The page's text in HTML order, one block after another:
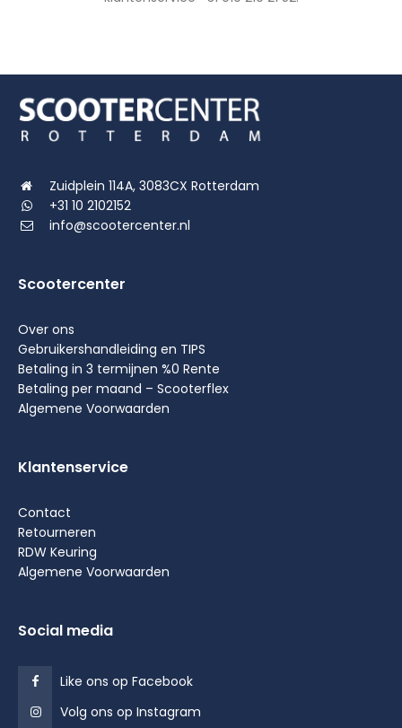
Zuidplein 114A, 3083CX Rotterdam
+31 10 2102152
info@scootercenter.nl
Scootercenter
Over ons
Gebruikershandleiding en TIPS
Betaling in 3 termijnen %0 Rente
Betaling per maand – Scooterflex
Algemene Voorwaarden
Klantenservice
Contact
Retourneren
RDW Keuring
Algemene Voorwaarden
Social media
Like ons op Facebook
Volg ons op Instagram